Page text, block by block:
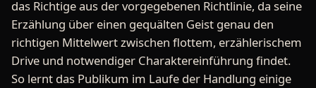
das Richtige aus der vorgegebenen Richtlinie, da seine
Erzählung über einen gequälten Geist genau den
richtigen Mittelwert zwischen flottem, erzählerischem
Drive und notwendiger Charaktereinführung findet.
So lernt das Publikum im Laufe der Handlung einige